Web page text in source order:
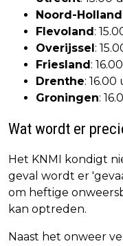
Noord-Holland
Flevoland :
Overijssel :
Friesland :
Drenthe:
Groningen:
Wat wordt er
Het KNMI kondigt
geval wordt er
om heftige
kan optreden.
Naast het onweer